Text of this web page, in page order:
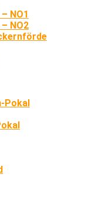
NO1
NO2
Pokal